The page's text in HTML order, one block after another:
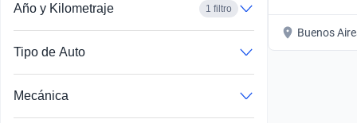
Año y Kilometraje 1 filtro
Tipo de Auto
Mecánica
Buenos